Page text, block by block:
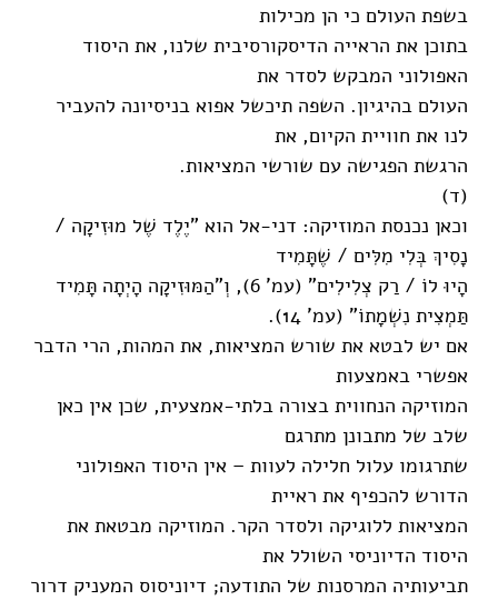
בשפת העולם כי הן מכילות
בתוכן את הראייה הדיסקורסיבית שלנו, את היסוד
האפולוני המבקש לסדר את
העולם בהיגיון. השפה תיכשל אפוא בניסיונה להעביר
לנו את חוויית הקיום, את
הרגשת הפגישה עם שורשי המציאות.
(ד)
וכאן נכנסת המוזיקה: דני-אל הוא "יֶלֶד שֶׁל מוּזִיקָה /
נָסִיךְ בְּלִי מִלִּים / שֶׁתָּמִיד
הָיוּ לוֹ / רַק צְלִילִים" (עמ' 6), וְ"הַמּוּזִיקָה הָיְתָה תָּמִיד
תַּמְצִית נִשְׁמָתוֹ" (עמ' 14).
אם יש לבטא את שורש המציאות, את המהות, הרי הדבר
אפשרי באמצעות
המוזיקה הנחווית בצורה בלתי-אמצעית, שכן אין כאן
שלב של מתבונן מתרגם
שתרגומו עלול חלילה לעוות – אין היסוד האפולוני
הדורש להכפיף את ראיית
המציאות ללוגיקה ולסדר הקר. המוזיקה מבטאת את
היסוד הדיוניסי השולל את
תביעותיה המרסנות של התודעה; דיוניסוס המעניק דרור